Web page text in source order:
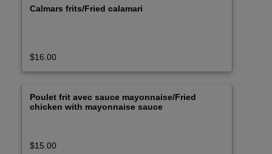
Calmars frits/Fried calamari
$16.00
Poulet frit avec sauce mayonnaise/Fried
chicken with mayonnaise sauce
$15.00